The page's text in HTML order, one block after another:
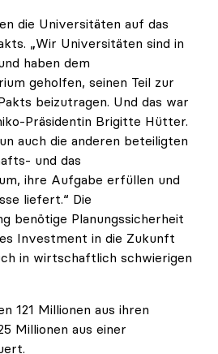
die Universitäten auf das
„Wir Universitäten sind in
haben dem
geholfen, seinen Teil zur
beizutragen. Und das war
Präsidentin Brigitte Hütter.
auch die anderen beteiligten
und das
ihre Aufgabe erfüllen und
liefert.“ Die
benötige Planungssicherheit
Investment in die Zukunft
in wirtschaftlich schwierigen
121 Millionen aus ihren
Millionen aus einer